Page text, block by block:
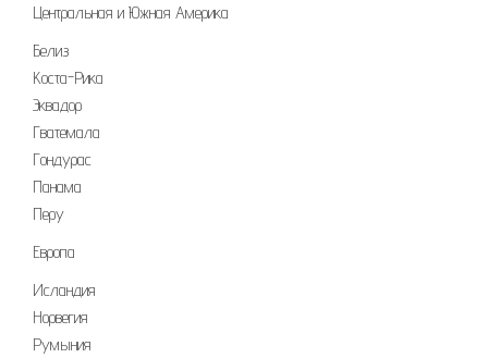
Центральная и Южная Америка
Белиз
Коста-Рика
Эквадор
Гватемала
Гондурас
Панама
Перу
Европа
Исландия
Норвегия
Румыния